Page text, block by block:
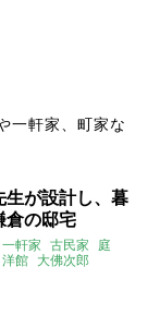
一軒家、町家な
生が設計し、暮
倉の邸宅
一軒家 古民家 庭
洋館 大佛次郎